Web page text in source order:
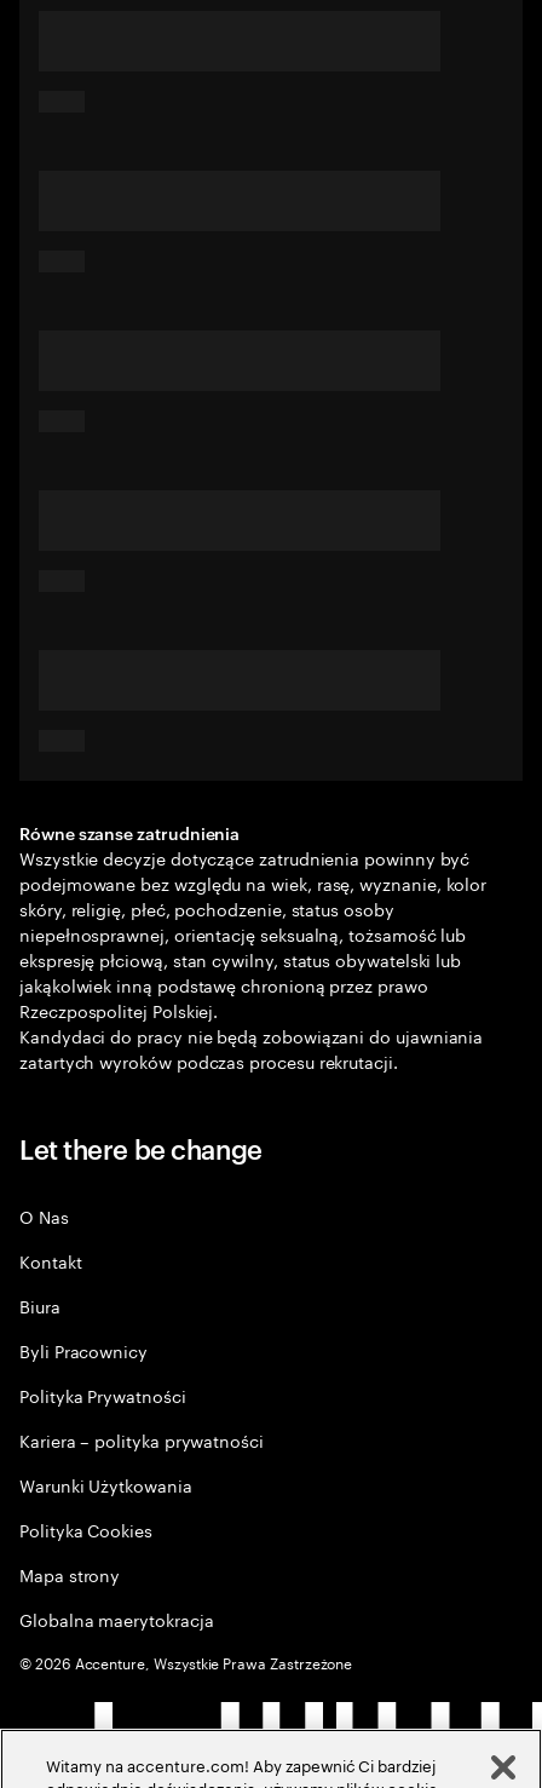
Równe szanse zatrudnienia
Wszystkie decyzje dotyczące zatrudnienia powinny być
podejmowane bez względu na wiek, rasę, wyznanie, kolor
skóry, religię, płeć, pochodzenie, status osoby
niepełnosprawnej, orientację seksualną, tożsamość lub
ekspresję płciową, stan cywilny, status obywatelski lub
jakąkolwiek inną podstawę chronioną przez prawo
Rzeczpospolitej Polskiej.
Kandydaci do pracy nie będą zobowiązani do ujawniania
zatartych wyroków podczas procesu rekrutacji.
Let there be change
O Nas
Kontakt
Biura
Byli Pracownicy
Polityka Prywatności
Kariera – polityka prywatności
Warunki Użytkowania
Polityka Cookies
Mapa strony
Globalna maerytokracja
©2026 Accenture, Wszystkie Prawa Zastrzeżone
Witamy na accenture.com! Aby zapewnić Ci bardziej